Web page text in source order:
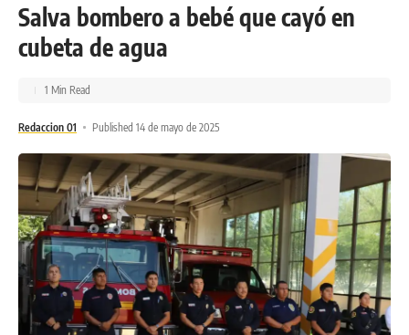
Salva bombero a bebé que cayó en
cubeta de agua
Redaccion 01 Published 14 de mayo de 2025
1 Min Read